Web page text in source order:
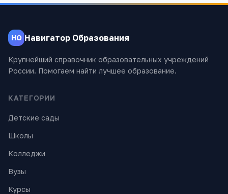
НО Навигатор Образования
Крупнейший справочник образовательных учреждений
России. Помогаем найти лучшее образование.
КАТЕГОРИИ
Детские сады
Школы
Колледжи
Вузы
Курсы